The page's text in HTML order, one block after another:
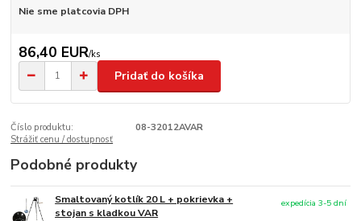
Nie sme platcovia DPH
86,40 EUR/ks
Pridať do košíka
Číslo produktu:
08-32012AVAR
Strážiť cenu / dostupnosť
Podobné produkty
Smaltovaný kotlík 20 L + pokrievka +
stojan s kladkou VAR
expedícia 3-5 dní